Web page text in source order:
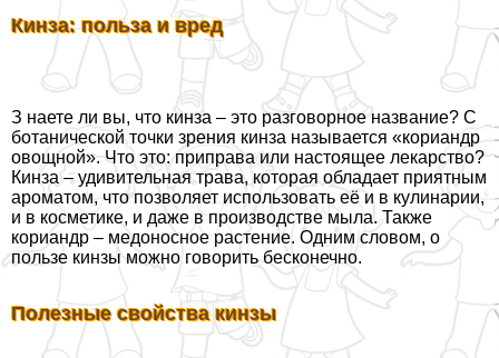
Кинза: польза и вред
З наете ли вы, что кинза – это разговорное название? С
ботанической точки зрения кинза называется «кориандр
овощной». Что это: приправа или настоящее лекарство?
Кинза – удивительная трава, которая обладает приятным
ароматом, что позволяет использовать её и в кулинарии,
и в косметике, и даже в производстве мыла. Также
кориандр – медоносное растение. Одним словом, о
пользе кинзы можно говорить бесконечно.
Полезные свойства кинзы